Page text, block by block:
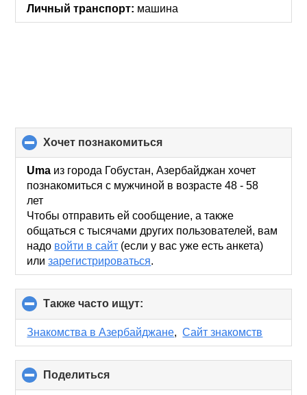
Личный транспорт: машина
хочет познакомиться
to
collapse
contents
Uma из города Гобустан, Азербайджан хочет
познакомиться с мужчиной в возрасте 48 - 58
лет
Чтобы отправить ей сообщение, а также
общаться с тысячами других пользователей, вам
надо войти в сайт (если у вас уже есть анкета)
илизарегистрироваться.
Также часто ищут:
to
collapse
contents
Знакомства в Азербайджане,Сайт знакомств
Поделиться
to